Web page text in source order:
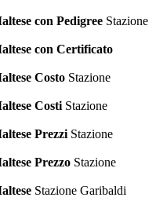
con Pedigree Stazione
con Certificato
Costo Stazione
Costi Stazione
Prezzi Stazione
Prezzo Stazione
Stazione Garibaldi